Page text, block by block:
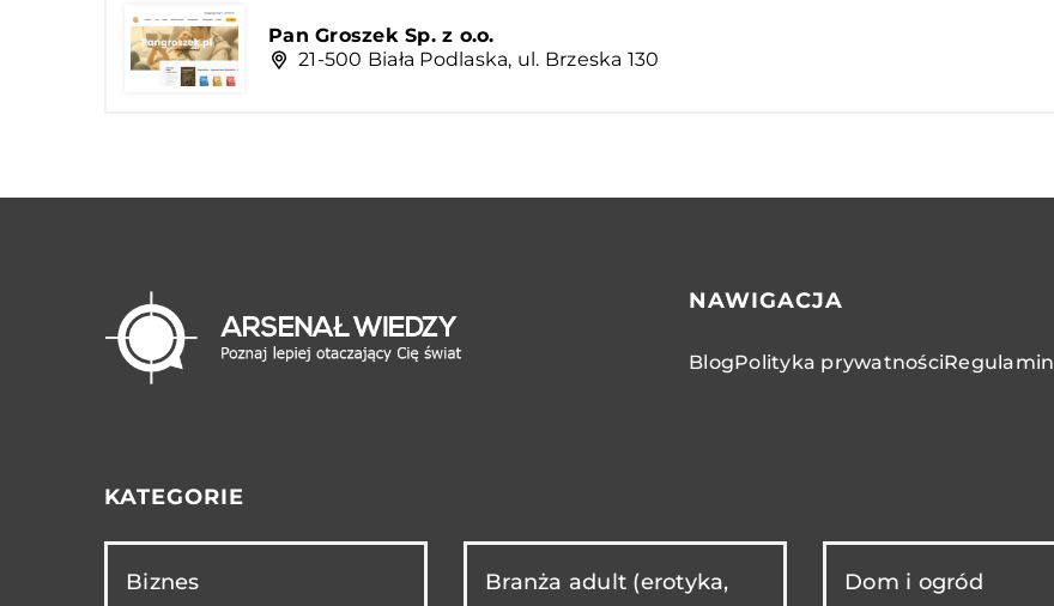
Pan Groszek Sp. z o.o.
21-500 Biała Podlaska, ul. Brzeska 130
NAWIGACJA
BlogPolityka prywatnościRegulamin
KATEGORIE
Biznes
Branża adult (erotyka,
Dom i ogród